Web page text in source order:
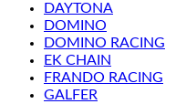
DAYTONA
DOMINO
DOMINO RACING
EK CHAIN
FRANDO RACING
GALFER